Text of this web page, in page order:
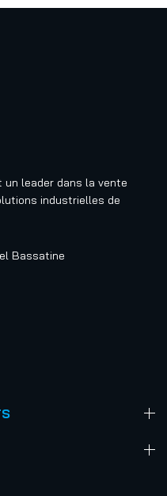
un leader dans la vente
industrielles de
Bassatine